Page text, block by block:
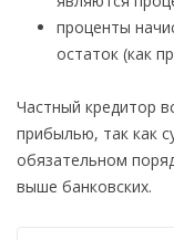
проценты
остаток (как
Частный кредитор
прибылью, так как
обязательном
выше банковских.